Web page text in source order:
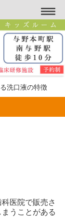
洗口液の特徴
医院で販売さ
うことがある